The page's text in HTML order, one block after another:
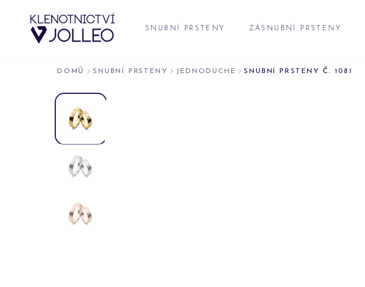
SNUBNÍ PRSTENY ZÁSNUBNÍ PRSTENY
DOMŮ SNUBNÍ PRSTENY JEDNODUCHE SNUBNÍ PRSTENY Č. 1081